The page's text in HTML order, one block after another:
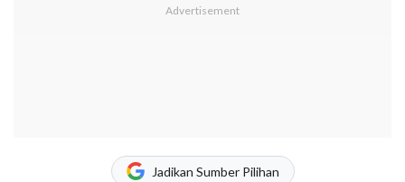
Jadikan Sumber Pilihan